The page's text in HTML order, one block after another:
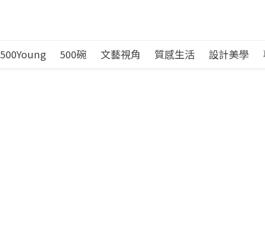
500Young 500碗 文藝視角 質感生活 設計美學